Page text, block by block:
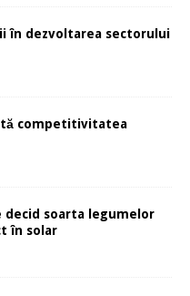
în dezvoltarea sectorului
competitivitatea
decid soarta legumelor
în solar